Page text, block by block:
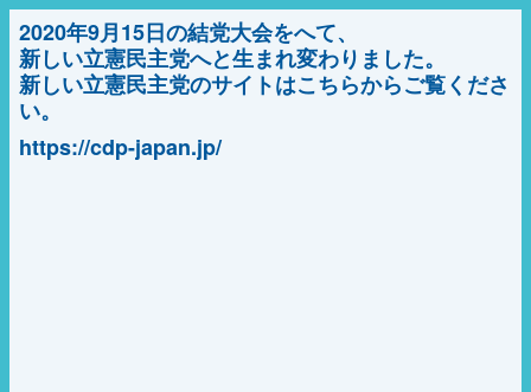
2020年9月15日の結党大会をへて、
新しい立憲民主党へと生まれ変わりました。
新しい立憲民主党のサイトはこちらからご覧くださ
い。
https://cdp-japan.jp/